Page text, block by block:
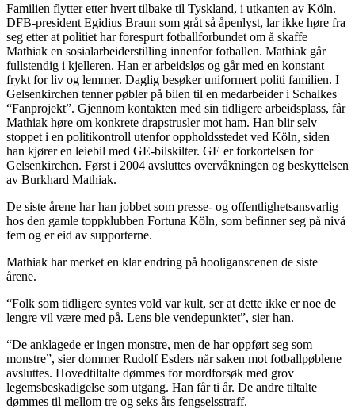
Familien flytter etter hvert tilbake til Tyskland, i utkanten av Köln.
DFB-president Egidius Braun som gråt så åpenlyst, lar ikke høre fra
seg etter at politiet har forespurt fotballforbundet om å skaffe
Mathiak en sosialarbeiderstilling innenfor fotballen. Mathiak går
fullstendig i kjelleren. Han er arbeidsløs og går med en konstant
frykt for liv og lemmer. Daglig besøker uniformert politi familien. I
Gelsenkirchen tenner pøbler på bilen til en medarbeider i Schalkes
“Fanprojekt”. Gjennom kontakten med sin tidligere arbeidsplass, får
Mathiak høre om konkrete drapstrusler mot ham. Han blir selv
stoppet i en politikontroll utenfor oppholdsstedet ved Köln, siden
han kjører en leiebil med GE-bilskilter. GE er forkortelsen for
Gelsenkirchen. Først i 2004 avsluttes overvåkningen og beskyttelsen
av Burkhard Mathiak.
De siste årene har han jobbet som presse- og offentlighetsansvarlig
hos den gamle toppklubben Fortuna Köln, som befinner seg på nivå
fem og er eid av supporterne.
Mathiak har merket en klar endring på hooliganscenen de siste
årene.
“Folk som tidligere syntes vold var kult, ser at dette ikke er noe de
lengre vil være med på. Lens ble vendepunktet”, sier han.
“De anklagede er ingen monstre, men de har oppført seg som
monstre”, sier dommer Rudolf Esders når saken mot fotballpøblene
avsluttes. Hovedtiltalte dømmes for mordforsøk med grov
legemsbeskadigelse som utgang. Han får ti år. De andre tiltalte
dømmes til mellom tre og seks års fengselsstraff.